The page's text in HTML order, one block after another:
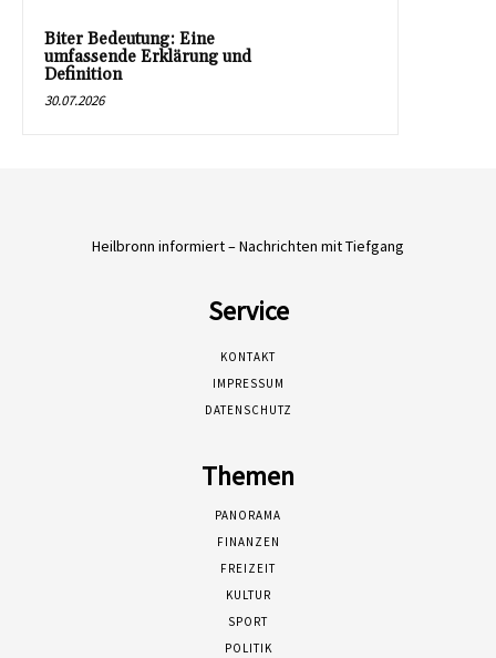
Biter Bedeutung: Eine
umfassende Erklärung und
Definition
30.07.2026
Heilbronn informiert – Nachrichten mit Tiefgang
Service
KONTAKT
IMPRESSUM
DATENSCHUTZ
Themen
PANORAMA
FINANZEN
FREIZEIT
KULTUR
SPORT
POLITIK